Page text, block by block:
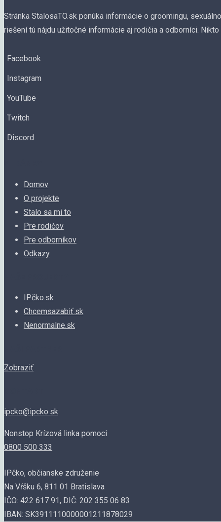
Stránka StalosaTO.sk ponúka informácie o groomingu,
riešení tú nájdu užitočné informácie aj rodičia a odborníci.
Facebook
Instagram
YouTube
Twitch
Discord
Domov
O projekte
Stalo sa mi to
Pre rodičov
Pre odborníkov
Odkazy
IPčko.sk
Chcemsazabiť.sk
Nenormalne.sk
Zobraziť
ipcko@ipcko.sk
Nonstop Krízová linka pomoci
0800 500 333
IPčko, občianske združenie
Na Vŕšku 6, 811 01 Bratislava
IČO: 422 617 91, DIČ: 202 355 06 83
IBAN: SK3911110000001211878029